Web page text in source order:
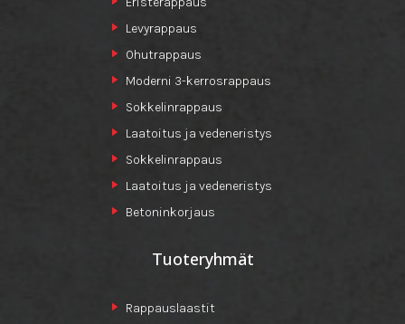
Levyrappaus
Ohutrappaus
Moderni 3-kerrosrappaus
Sokkelinrappaus
Laatoitus ja vedeneristys
Sokkelinrappaus
Laatoitus ja vedeneristys
Betoninkorjaus
Tuoteryhmät
Rappauslaastit